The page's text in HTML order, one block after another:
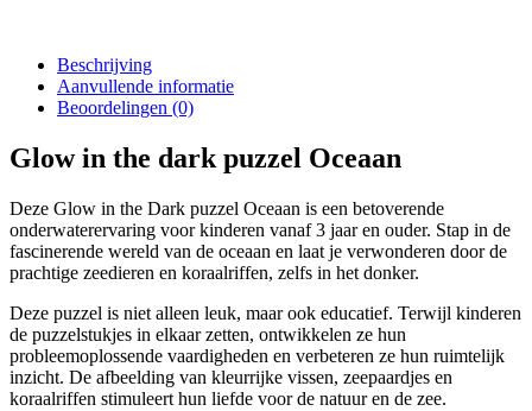
Beschrijving
Aanvullende informatie
Beoordelingen (0)
Glow in the dark puzzel Oceaan
Deze Glow in the Dark puzzel Oceaan is een betoverende
onderwaterervaring voor kinderen vanaf 3 jaar en ouder. Stap in de
fascinerende wereld van de oceaan en laat je verwonderen door de
prachtige zeedieren en koraalriffen, zelfs in het donker.
Deze puzzel is niet alleen leuk, maar ook educatief. Terwijl kinderen
de puzzelstukjes in elkaar zetten, ontwikkelen ze hun
probleemoplossende vaardigheden en verbeteren ze hun ruimtelijk
inzicht. De afbeelding van kleurrijke vissen, zeepaardjes en
koraalriffen stimuleert hun liefde voor de natuur en de zee.